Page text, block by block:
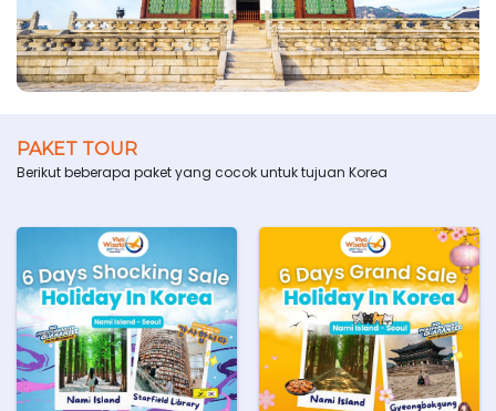
PAKET TOUR
Berikut beberapa paket yang cocok untuk tujuan Korea